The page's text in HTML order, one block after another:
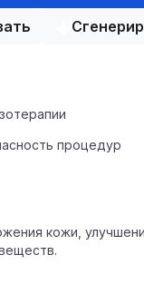
процедур
кожи,